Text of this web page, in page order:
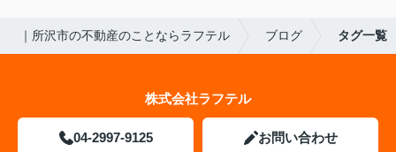
｜所沢市の不動産のことならラフテル ブログ タグ一覧
株式会社ラフテル
04-2997-9125 お問い合わせ